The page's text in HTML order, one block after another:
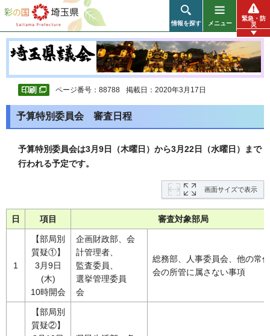
彩の国 埼玉県
情報を探す メニュー
緊急・防
災
ページ番号：88788 掲載日：2020年3月17日
予算特別委員会 審査日程
予算特別委員会は3月9日（木曜日）から3月22日（水曜日）まで
行われる予定です。
画面サイズで表示
日 項目 審査対象部局
1
【部局別
質疑①】
3月9日
(木)
10時開会
企画財政部、会
計管理者、
監査委員、
選挙管理委員
会
総務部、人事委員会、他の常
会の所管に属さない事項
【部局別
質疑②】